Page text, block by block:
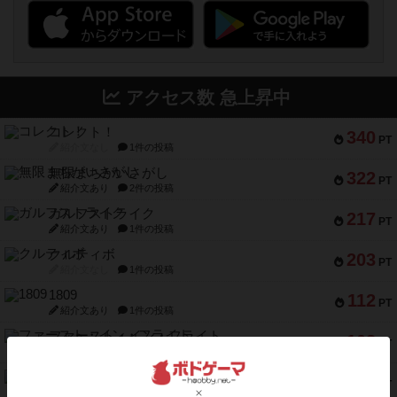
アクセス数 急上昇中
340 PT
コレクト！
1件の投稿
322 PT
無限まちがいさがし
紹介文あり 2件の投稿
217 PT
ガルフストライク
紹介文あり 1件の投稿
203 PT
クルティボ
1件の投稿
112 PT
1809
紹介文あり 1件の投稿
108 PT
ファースト・イン・フライト
PT
モズビ－ズ・レイダ－ズ